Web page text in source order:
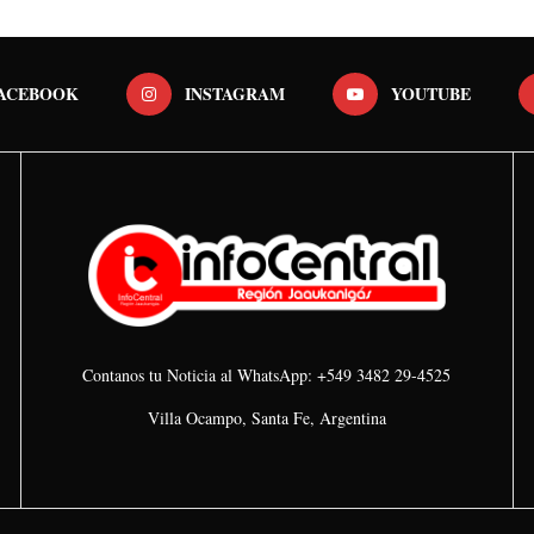
INSTAGRAM YOUTUBE
Contanos tu Noticia al WhatsApp: +549 3482 29-4525
Villa Ocampo, Santa Fe, Argentina